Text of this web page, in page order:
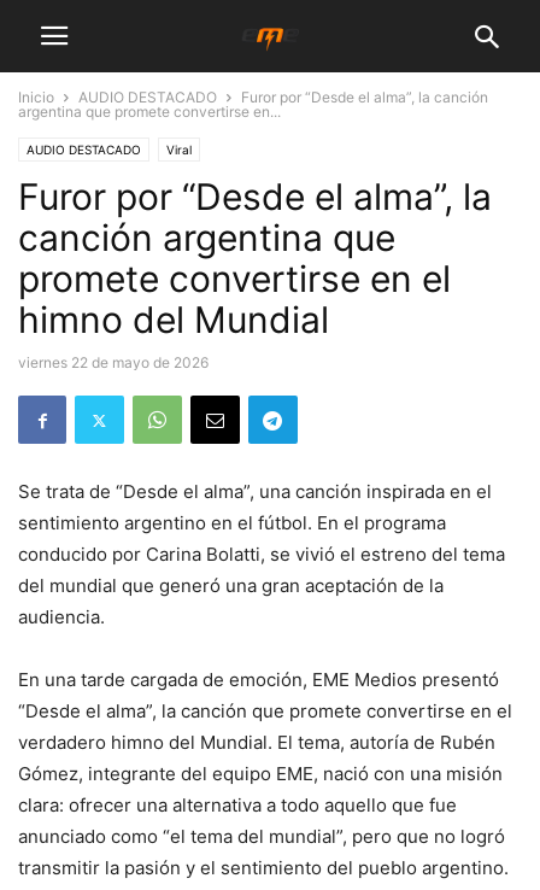
Inicio AUDIO DESTACADO
Furor por “Desde el alma”, la canción
argentina que promete convertirse en...
AUDIO DESTACADO Viral
Furor por “Desde el alma”, la
canción argentina que
promete convertirse en el
himno del Mundial
viernes 22 de mayo de 2026
Se trata de “Desde el alma”, una canción inspirada en el
sentimiento argentino en el fútbol. En el programa
conducido por Carina Bolatti, se vivió el estreno del tema
del mundial que generó una gran aceptación de la
audiencia.
En una tarde cargada de emoción, EME Medios presentó
“Desde el alma”, la canción que promete convertirse en el
verdadero himno del Mundial. El tema, autoría de Rubén
Gómez, integrante del equipo EME, nació con una misión
clara: ofrecer una alternativa a todo aquello que fue
anunciado como “el tema del mundial”, pero que no logró
transmitir la pasión y el sentimiento del pueblo argentino.